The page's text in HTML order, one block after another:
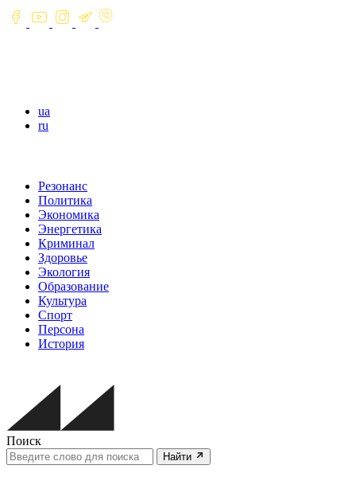
ua
ru
Резонанс
Политика
Экономика
Энергетика
Криминал
Здоровье
Экология
Образование
Культура
Спорт
Персона
История
Поиск
Найти